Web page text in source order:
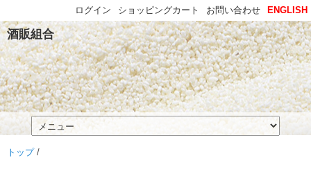
酒販組合
トップ/
ENGLISH
お問い合わせ
ショッピングカート
ログイン